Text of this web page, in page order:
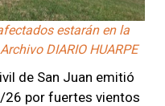
estarán en la
DIARIO HUARPE
de San Juan emitió
26 por fuertes vientos